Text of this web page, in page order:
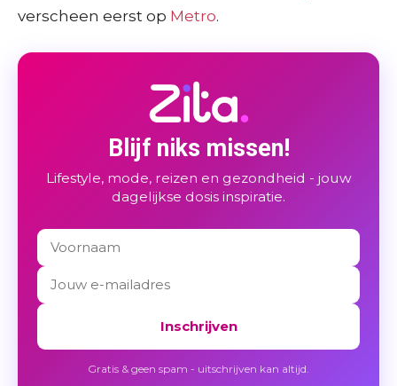
verscheen eerst op Metro.
Blijf niks missen!
Lifestyle, mode, reizen en gezondheid - jouw
dagelijkse dosis inspiratie.
Inschrijven
Gratis & geen spam - uitschrijven kan altijd.